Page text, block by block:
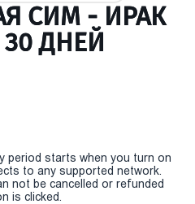
СИМ - ИРАК
30 ДНЕЙ
period starts when you turn on
to any supported network.
not be cancelled or refunded
is clicked.